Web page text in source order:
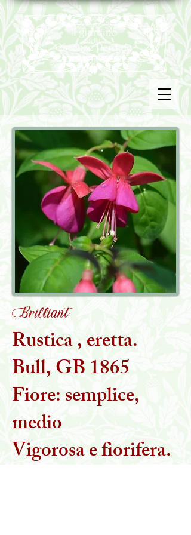
Brilliant
Rustica , eretta.
Bull, GB 1865
Fiore: semplice,
medio
Vigorosa e fiorifera.